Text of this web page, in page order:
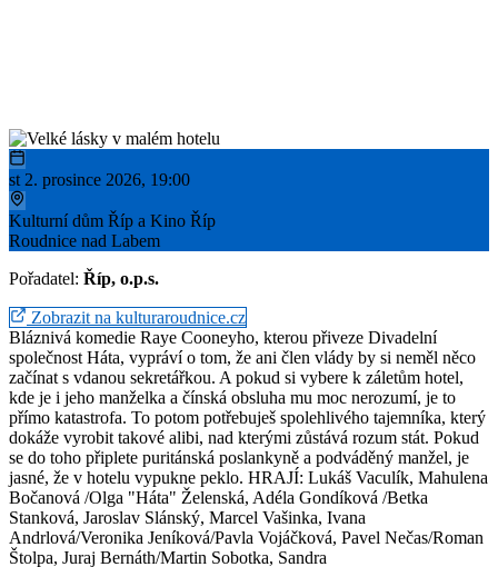
st 2. prosince 2026, 19:00
Kulturní dům Říp a Kino Říp
Roudnice nad Labem
Pořadatel: Říp, o.p.s.
Zobrazit na kulturaroudnice.cz
Bláznivá komedie Raye Cooneyho, kterou přiveze Divadelní
společnost Háta, vypráví o tom, že ani člen vlády by si neměl něco
začínat s vdanou sekretářkou. A pokud si vybere k záletům hotel,
kde je i jeho manželka a čínská obsluha mu moc nerozumí, je to
přímo katastrofa. To potom potřebuješ spolehlivého tajemníka, který
dokáže vyrobit takové alibi, nad kterými zůstává rozum stát. Pokud
se do toho připlete puritánská poslankyně a podváděný manžel, je
jasné, že v hotelu vypukne peklo. HRAJÍ: Lukáš Vaculík, Mahulena
Bočanová /Olga "Háta" Želenská, Adéla Gondíková /Betka
Stanková, Jaroslav Slánský, Marcel Vašinka, Ivana
Andrlová/Veronika Jeníková/Pavla Vojáčková, Pavel Nečas/Roman
Štolpa, Juraj Bernáth/Martin Sobotka, Sandra